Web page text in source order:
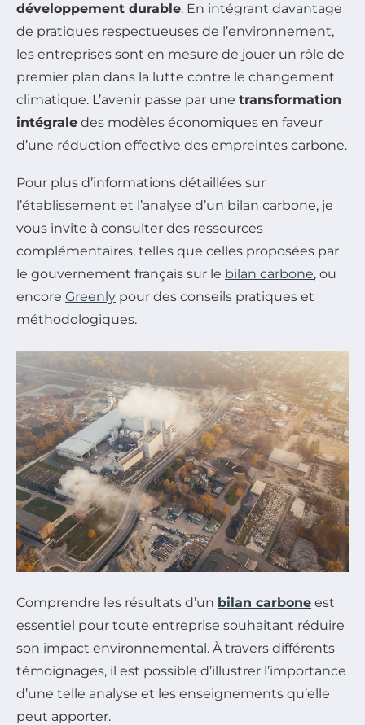
développement durable. En intégrant davantage
de pratiques respectueuses de l’environnement,
les entreprises sont en mesure de jouer un rôle de
premier plan dans la lutte contre le changement
climatique. L’avenir passe par une transformation
intégrale des modèles économiques en faveur
d’une réduction effective des empreintes carbone.
Pour plus d’informations détaillées sur
l’établissement et l’analyse d’un bilan carbone, je
vous invite à consulter des ressources
complémentaires, telles que celles proposées par
le gouvernement français sur le bilan carbone, ou
encore Greenly pour des conseils pratiques et
méthodologiques.
Comprendre les résultats d’un bilan carbone est
essentiel pour toute entreprise souhaitant réduire
son impact environnemental. À travers différents
témoignages, il est possible d’illustrer l’importance
d’une telle analyse et les enseignements qu’elle
peut apporter.